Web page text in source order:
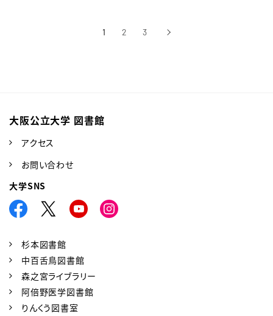
1 2 3 ›次へ
大阪公立大学 図書館
アクセス
お問い合わせ
大学SNS
杉本図書館
中百舌鳥図書館
森之宮ライブラリー
阿倍野医学図書館
りんくう図書室